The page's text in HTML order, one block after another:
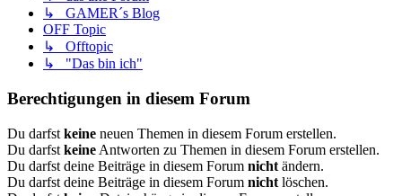
↳ GAMER´s Blog
OFF Topic
↳ Offtopic
↳ "Das bin ich"
Berechtigungen in diesem Forum
Du darfst keine neuen Themen in diesem Forum erstellen.
Du darfst keine Antworten zu Themen in diesem Forum erstellen.
Du darfst deine Beiträge in diesem Forum nicht ändern.
Du darfst deine Beiträge in diesem Forum nicht löschen.